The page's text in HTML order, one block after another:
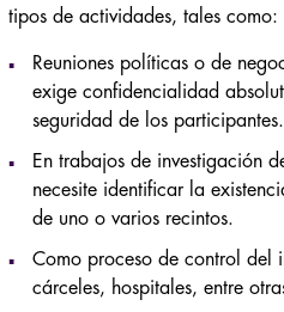
tipos de actividades, tales como:
Reuniones políticas o de
exige confidencialidad
seguridad de los participantes.
En trabajos de investigación
necesite identificar la
de uno o varios recintos.
Como proceso de control del
cárceles, hospitales, entre